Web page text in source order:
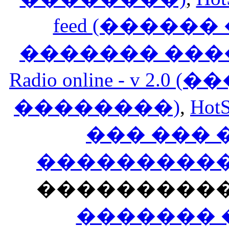
feed
�������
Radio online - v
��������),
��� ���
�������